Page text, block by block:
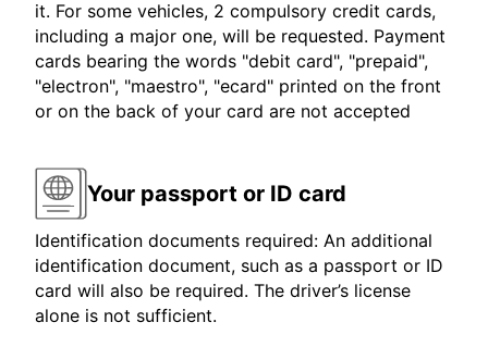
it. For some vehicles, 2 compulsory credit cards,
including a major one, will be requested. Payment
cards bearing the words "debit card", "prepaid",
"electron", "maestro", "ecard" printed on the front
or on the back of your card are not accepted
Your passport or ID card
Identification documents required: An additional
identification document, such as a passport or ID
card will also be required. The driver’s license
alone is not sufficient.